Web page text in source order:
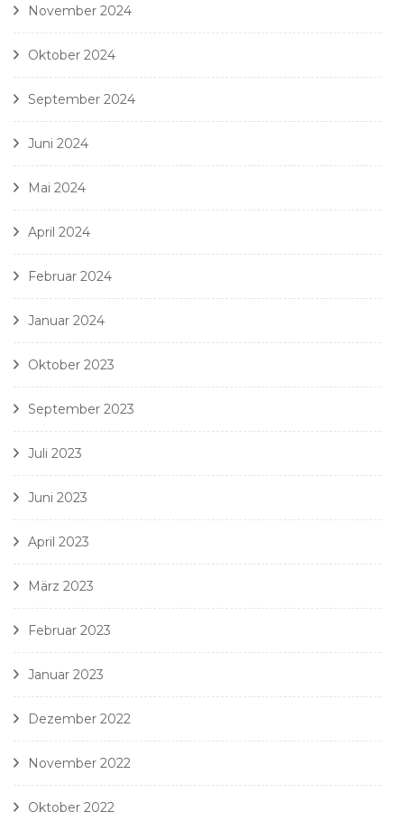
November 2024
Oktober 2024
September 2024
Juni 2024
Mai 2024
April 2024
Februar 2024
Januar 2024
Oktober 2023
September 2023
Juli 2023
Juni 2023
April 2023
März 2023
Februar 2023
Januar 2023
Dezember 2022
November 2022
Oktober 2022